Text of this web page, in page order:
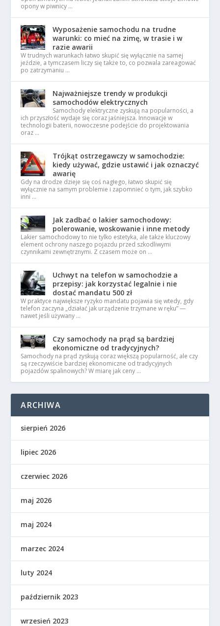
opony w piwnicy …
Wyposażenie samochodu na trudne
warunki: co mieć na zimę, w trasie i w
razie awarii
W trudnych warunkach łatwo skupić się wyłącznie na samej
jeździe, a tymczasem liczy się także to, co pozwala zareagować
po zatrzymaniu …
Najważniejsze trendy w produkcji
samochodów elektrycznych
Samochody elektryczne zyskują na popularności, a
ich przyszłość wydaje się coraz jaśniejsza. Innowacje w
technologii baterii, nowoczesne podejście do projektowania
oraz …
Trójkąt ostrzegawczy w samochodzie:
kiedy używać, gdzie ustawić i jak oznaczyć
awarię
Gdy na drodze dzieje się coś nagłego, łatwo skupić się
wyłącznie na samym problemie i zapomnieć o tym, jak szybko
inni …
Jak zadbać o lakier samochodowy:
polerowanie, woskowanie i inne metody
Lakier samochodowy to nie tylko estetyka, ale także kluczowy
element ochrony naszego pojazdu przed szkodliwymi
czynnikami zewnętrznymi. Z czasem może on …
Uchwyt na telefon w samochodzie a
przepisy: jak korzystać legalnie i nie
dostać mandatu 500 zł
W praktyce największe ryzyko mandatu pojawia się wtedy, gdy
telefon zaczyna „działać jak urządzenie trzymane w ręku” —
nawet jeśli używany …
Czy samochody na prąd są bardziej
ekonomiczne od tradycyjnych?
Samochody na prąd zyskują coraz większą popularność, ale czy
są rzeczywiście bardziej ekonomiczne od tradycyjnych
pojazdów spalinowych? W miarę jak ceny …
ARCHIWA
sierpień 2026
lipiec 2026
czerwiec 2026
maj 2026
maj 2024
marzec 2024
luty 2024
październik 2023
wrzesień 2023